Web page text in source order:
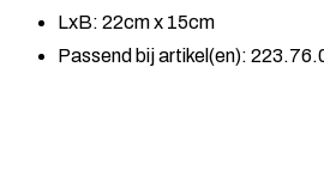
LxB: 22cm x 15cm
Passend bij artikel(en):